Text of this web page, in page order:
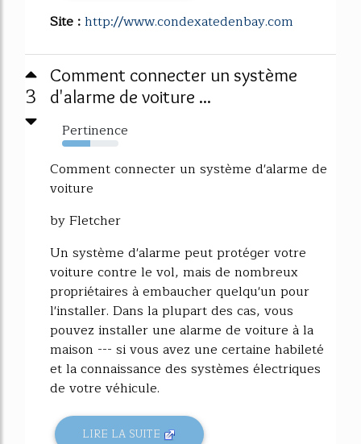
Site :http://www.condexatedenbay.com
3
Comment connecter un système
d'alarme de voiture ...
Pertinence
50%
Comment connecter un système d'alarme de
voiture
by Fletcher
Un système d'alarme peut protéger votre
voiture contre le vol, mais de nombreux
propriétaires à embaucher quelqu'un pour
l'installer. Dans la plupart des cas, vous
pouvez installer une alarme de voiture à la
maison --- si vous avez une certaine habileté
et la connaissance des systèmes électriques
de votre véhicule.
LIRE LA SUITE